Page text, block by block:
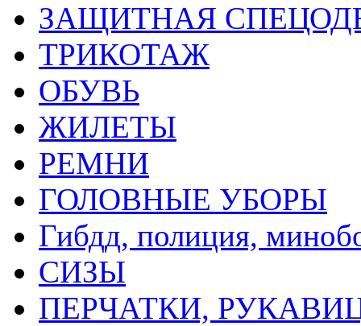
ЗАЩИТНАЯ
ТРИКОТАЖ
ОБУВЬ
ЖИЛЕТЫ
РЕМНИ
ГОЛОВНЫЕ УБОРЫ
Гибдд, полиция,
СИЗЫ
ПЕРЧАТКИ,